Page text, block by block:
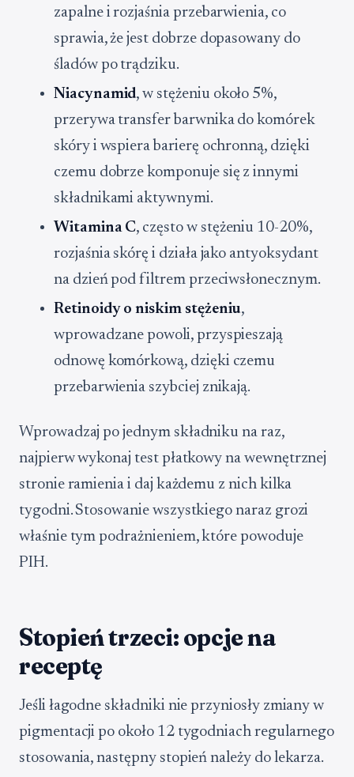
zapalne i rozjaśnia przebarwienia, co
sprawia, że jest dobrze dopasowany do
śladów po trądziku.
Niacynamid, w stężeniu około 5%,
przerywa transfer barwnika do komórek
skóry i wspiera barierę ochronną, dzięki
czemu dobrze komponuje się z innymi
składnikami aktywnymi.
Witamina C, często w stężeniu 10-20%,
rozjaśnia skórę i działa jako antyoksydant
na dzień pod filtrem przeciwsłonecznym.
Retinoidy o niskim stężeniu,
wprowadzane powoli, przyspieszają
odnowę komórkową, dzięki czemu
przebarwienia szybciej znikają.
Wprowadzaj po jednym składniku na raz,
najpierw wykonaj test płatkowy na wewnętrznej
stronie ramienia i daj każdemu z nich kilka
tygodni. Stosowanie wszystkiego naraz grozi
właśnie tym podrażnieniem, które powoduje
PIH.
Stopień trzeci: opcje na
receptę
Jeśli łagodne składniki nie przyniosły zmiany w
pigmentacji po około 12 tygodniach regularnego
stosowania, następny stopień należy do lekarza.